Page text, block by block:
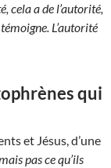
cela a de l’autorité,
L’autorité
qui
et Jésus, d’une
pas ce qu’ils